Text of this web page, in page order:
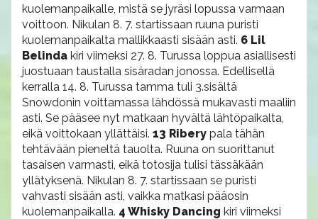
kuolemanpaikalle, mistä se jyräsi lopussa varmaan
voittoon. Nikulan 8. 7. startissaan ruuna puristi
kuolemanpaikalta mallikkaasti sisään asti. 6 Lil
Belinda kiri viimeksi 27. 8. Turussa loppua asiallisesti
juostuaan taustalla sisäradan jonossa. Edellisellä
kerralla 14. 8. Turussa tamma tuli 3.sisältä
Snowdonin voittamassa lähdössä mukavasti maaliin
asti. Se pääsee nyt matkaan hyvältä lähtöpaikalta,
eikä voittokaan yllättäisi. 13 Ribery pala tähän
tehtävään pieneltä tauolta. Ruuna on suorittanut
tasaisen varmasti, eikä totosija tulisi tässäkään
yllätyksenä. Nikulan 8. 7. startissaan se puristi
vahvasti sisään asti, vaikka matkasi pääosin
kuolemanpaikalla. 4 Whisky Dancing kiri viimeksi